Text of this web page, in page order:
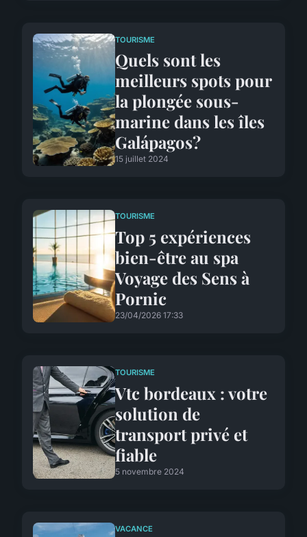
TOURISME
Quels sont les
meilleurs spots pour
la plongée sous-
marine dans les îles
Galápagos?
15 juillet 2024
TOURISME
Top 5 expériences
bien-être au spa
Voyage des Sens à
Pornic
23/04/2026 17:33
TOURISME
Vtc bordeaux : votre
solution de
transport privé et
fiable
5 novembre 2024
VACANCE